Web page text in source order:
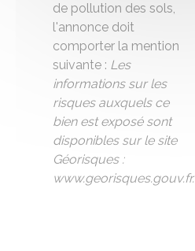
de pollution des sols,
l'annonce doit
comporter la mention
suivante : Les
informations sur les
risques auxquels ce
bien est exposé sont
disponibles sur le site
Géorisques :
www.georisques.gouv.fr.